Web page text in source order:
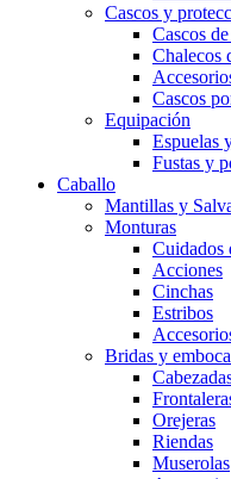
Cascos y
Cascos
Chalecos
Cascos
Equipación
Espuelas
Fustas y
Caballo
Mantillas y
Monturas
Cuidados
Acciones
Cinchas
Estribos
Bridas y
Orejeras
Riendas
Muserolas